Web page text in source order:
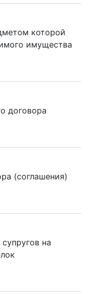
которой
имущества
договора
(соглашения)
на